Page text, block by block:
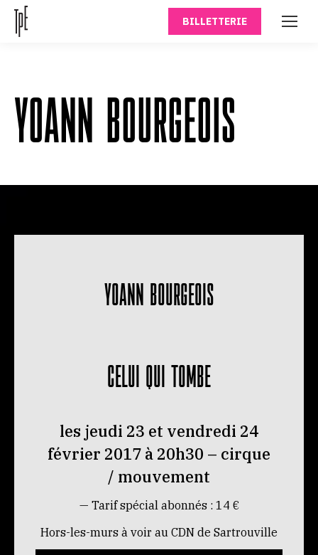
BILLETTERIE
YOANN BOURGEOIS
YOANN BOURGEOIS
CELUI QUI TOMBE
les jeudi 23 et vendredi 24
février 2017 à 20h30 – cirque
/ mouvement
— Tarif spécial abonnés : 14 €
Hors-les-murs à voir au CDN de Sartrouville